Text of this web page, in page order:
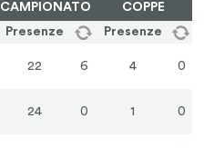
CAMPIONATO
COPPE
Presenze Presenze
22 6 4 0
24 0 1 0